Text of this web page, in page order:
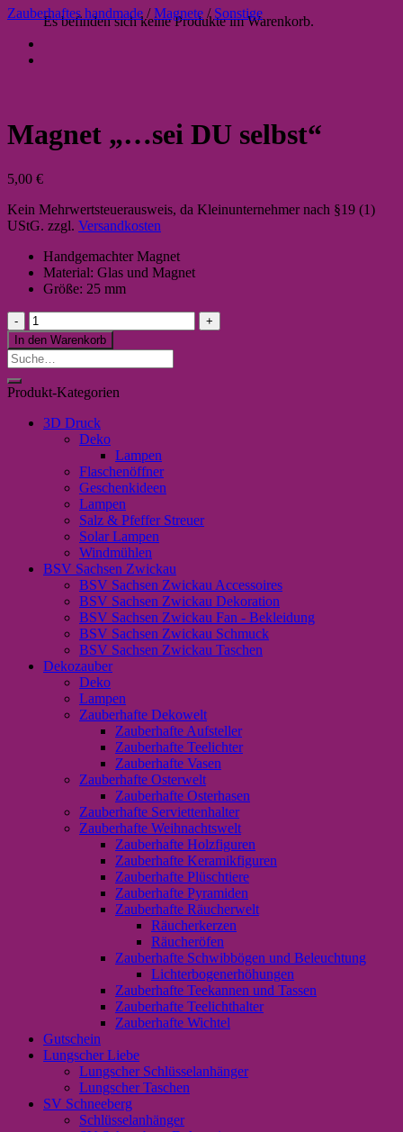
Es befinden sich keine Produkte im Warenkorb.
Zauberhaftes handmade / Magnete / Sonstige
Magnet „…sei DU selbst“
5,00 €
Kein Mehrwertsteuerausweis, da Kleinunternehmer nach §19 (1)
UStG. zzgl. Versandkosten
Handgemachter Magnet
Material: Glas und Magnet
Größe: 25 mm
Magnet
"...sei
DU
selbst"
In den Warenkorb
Suche
nach:
Produkt-Kategorien
3D Druck
Deko
Lampen
Flaschenöffner
Geschenkideen
Lampen
Salz & Pfeffer Streuer
Solar Lampen
Windmühlen
BSV Sachsen Zwickau
BSV Sachsen Zwickau Accessoires
BSV Sachsen Zwickau Dekoration
BSV Sachsen Zwickau Fan - Bekleidung
BSV Sachsen Zwickau Schmuck
BSV Sachsen Zwickau Taschen
Dekozauber
Deko
Lampen
Zauberhafte Dekowelt
Zauberhafte Aufsteller
Zauberhafte Teelichter
Zauberhafte Vasen
Zauberhafte Osterwelt
Zauberhafte Osterhasen
Zauberhafte Serviettenhalter
Zauberhafte Weihnachtswelt
Zauberhafte Holzfiguren
Zauberhafte Keramikfiguren
Zauberhafte Plüschtiere
Zauberhafte Pyramiden
Zauberhafte Räucherwelt
Räucherkerzen
Räucheröfen
Zauberhafte Schwibbögen und Beleuchtung
Lichterbogenerhöhungen
Zauberhafte Teekannen und Tassen
Zauberhafte Teelichthalter
Zauberhafte Wichtel
Gutschein
Lungscher Liebe
Lungscher Schlüsselanhänger
Lungscher Taschen
SV Schneeberg
Schlüsselanhänger